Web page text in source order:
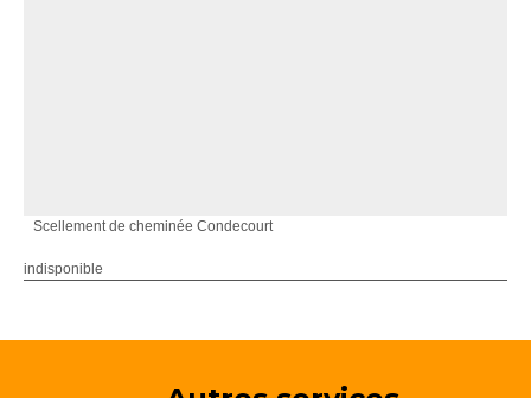
Scellement de cheminée Condecourt
indisponible